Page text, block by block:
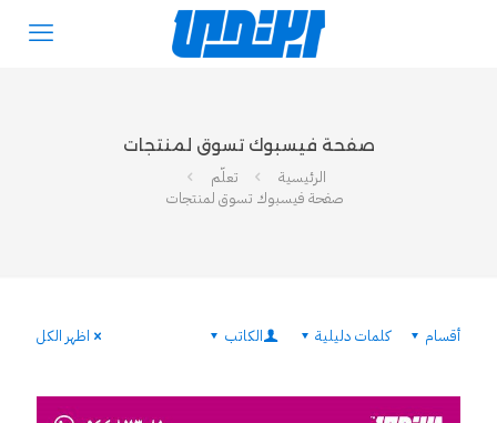
صفحة فيسبوك تسوق لمنتجات
الرئيسية
تعلّم
صفحة فيسبوك تسوق لمنتجات
أقسام كلمات دليلية الكاتب اظهر الكل